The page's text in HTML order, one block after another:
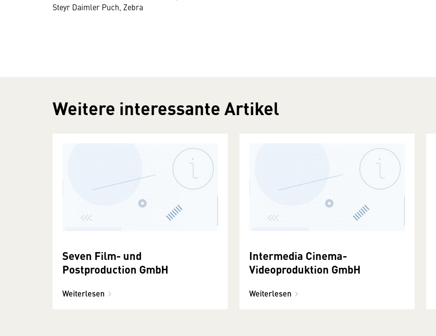
Steyr Daimler Puch, Zebra
Weitere interessante Artikel
Seven Film- und
Postproduction GmbH
Weiterlesen
Intermedia Cinema-
Videoproduktion GmbH
Weiterlesen